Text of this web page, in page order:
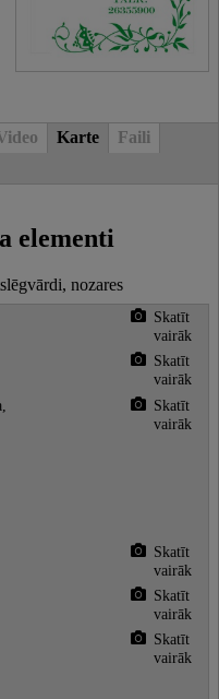
Karte
Faili
elementi
nozares
Skatīt
vairāk
Skatīt
vairāk
Skatīt
vairāk
Skatīt
vairāk
Skatīt
vairāk
Skatīt
vairāk